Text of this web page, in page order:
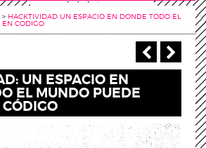
> HACKTIVIDAD UN ESPACIO EN DONDE TODO EL
CODIGO
‹
UN ESPACIO EN
EL MUNDO PUEDE